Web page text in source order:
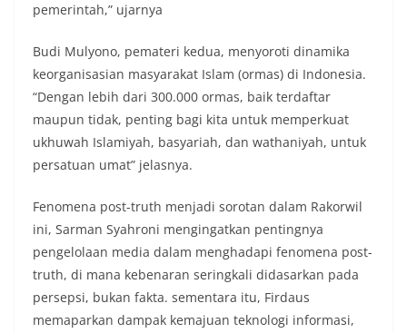
pemerintah,” ujarnya
Budi Mulyono, pemateri kedua, menyoroti dinamika
keorganisasian masyarakat Islam (ormas) di Indonesia.
“Dengan lebih dari 300.000 ormas, baik terdaftar
maupun tidak, penting bagi kita untuk memperkuat
ukhuwah Islamiyah, basyariah, dan wathaniyah, untuk
persatuan umat” jelasnya.
Fenomena post-truth menjadi sorotan dalam Rakorwil
ini, Sarman Syahroni mengingatkan pentingnya
pengelolaan media dalam menghadapi fenomena post-
truth, di mana kebenaran seringkali didasarkan pada
persepsi, bukan fakta. sementara itu, Firdaus
memaparkan dampak kemajuan teknologi informasi,